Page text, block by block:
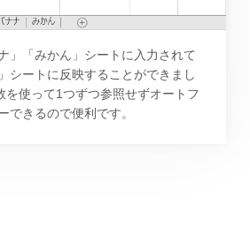
」「みかん」シートに入力されて
シートに反映することができまし
を使って1つずつ参照せずオートフ
できるので便利です。